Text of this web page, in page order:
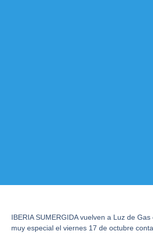
IBERIA SUMERGIDA vuelven a Luz de
muy especial el viernes 17 de octubre